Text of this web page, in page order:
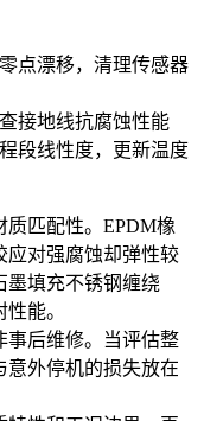
点漂移，清理传感器
接地线抗腐蚀性能
段线性度，更新温度
匹配性。EPDM橡
应对强腐蚀却弹性较
墨填充不锈钢缠绕
能。
事后维修。当评估整
意外停机的损失放在